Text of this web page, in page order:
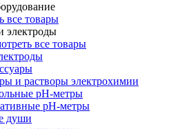
все товары
электроды
все товары
и растворы электрохимии
рН-метры
рН-метры
души